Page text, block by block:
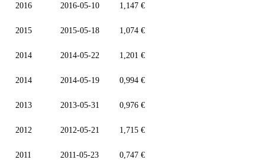
2016 2016-05-10 1,147 €
2015 2015-05-18 1,074 €
2014 2014-05-22 1,201 €
2014 2014-05-19 0,994 €
2013 2013-05-31 0,976 €
2012 2012-05-21 1,715 €
2011 2011-05-23 0,747 €